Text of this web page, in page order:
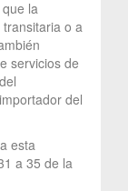
la
o a
servicios de
del
esta
a 35 de la